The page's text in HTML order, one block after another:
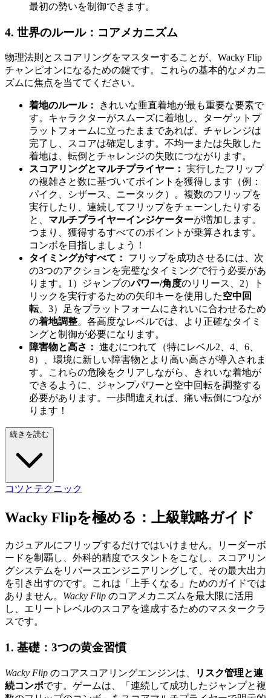
最初の勢いを制御できます。
4. 世界のルール：コアメカニズム
物理法則とスコアリングをマスターすることが、Wacky Flip
チャンピオンになるための鍵です。これらの基本的なメカニ
ズムに焦点を当ててください。
着地のルール：
きれいな垂直着地が最も重要な要素で
す。キャラクターがスムーズに着地し、ターゲットプ
ラットフォームに立ったままであれば、チャレンジは
完了し、スコアは確定します。不均一または失敗した
着地は、転倒とチャレンジの失敗につながります。
スコアリングとマルチプライヤー： 実行したフリップ
の複雑さと数に基づいてポイントを獲得します（例：
パイク、シザース、ニータック）。複数のフリップを
実行したり、連続してフリップをチェーンしたりする
と、 マルチプライヤーインジケーターが増加します。
つまり、獲得するすべてのポイントが乗算されます。
コンボを目指しましょう！
タイミングがすべて：
フリップを成功させるには、次
の3つのアクションを完璧なタイミングで行う必要があ
ります。1）ジャンプのパワー/角度のリリース、2）ト
リックを実行するための矢印キーを使用した空中回
転、3）足をプラットフォームにきれいに合わせるため
の着地調整。各高度なレベルでは、より正確なタイミ
ングと制御が必要になります。
障害物と高さ： 進むにつれて（特にレベル2、4、6、
8）、環境に新しい障害物とより高い高さが導入されま
す。これらの危険をクリアしながら、きれいな着地が
できるように、ジャンプパワーと空中回転を調整する
必要があります。一歩間違えれば、痛い転倒につなが
ります！
続きを読む
コツとテクニック
Wacky Flipを極める：上級戦略ガイド
カジュアルにフリップするだけではいけません。リーダーボ
ードを制覇し、外科的精度でスタントをこなし、スコアリン
グシステムをリバースエンジニアリングして、その最大出力
を引き出すのです。これは「上手くなる」ためのガイドでは
ありません。 Wacky Flip のコアメカニズムを最大限に活用
し、エリートレベルのスコアを達成するためのマスタークラ
スです。
1. 基礎：3つの黄金習慣
Wacky Flip のコアスコアリングエンジンは、
リスク管理と連
続コンボです。ゲームは、「連続して成功したジャンプと複